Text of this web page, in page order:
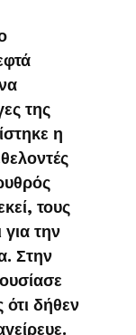
της
η
τους
για την
Στην
δήθεν